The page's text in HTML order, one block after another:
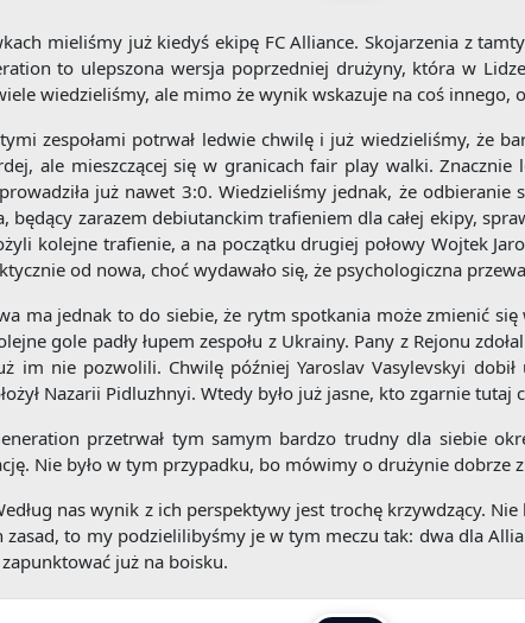
mieliśmy już kiedyś ekipę FC Alliance. Skojarzenia z
to ulepszona wersja poprzedniej drużyny, która w
wiedzieliśmy, ale mimo że wynik wskazuje na coś innego,
zespołami potrwał ledwie chwilę i już wiedzieliśmy, że
ale mieszczącej się w granicach fair play walki.
już nawet 3:0. Wiedzieliśmy jednak, że
będący zarazem debiutanckim trafieniem dla całej ekipy,
kolejne trafienie, a na początku drugiej połowy Wojtek
od nowa, choć wydawało się, że psychologiczna
ma jednak to do siebie, że rytm spotkania może zmienić
gole padły łupem zespołu z Ukrainy. Pany z Rejonu
im nie pozwolili. Chwilę później Yaroslav Vasylevskyi
Nazarii Pidluzhnyi. Wtedy było już jasne, kto zgarnie tutaj
przetrwał tym samym bardzo trudny dla siebie
Nie było w tym przypadku, bo mówimy o drużynie
nas wynik z ich perspektywy jest trochę krzywdzący.
zasad, to my podzielilibyśmy je w tym meczu tak: dwa dla
już na boisku.